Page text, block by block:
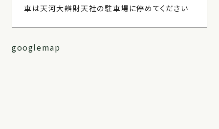
車は天河大辨財天社の駐車場に停めてください
googlemap